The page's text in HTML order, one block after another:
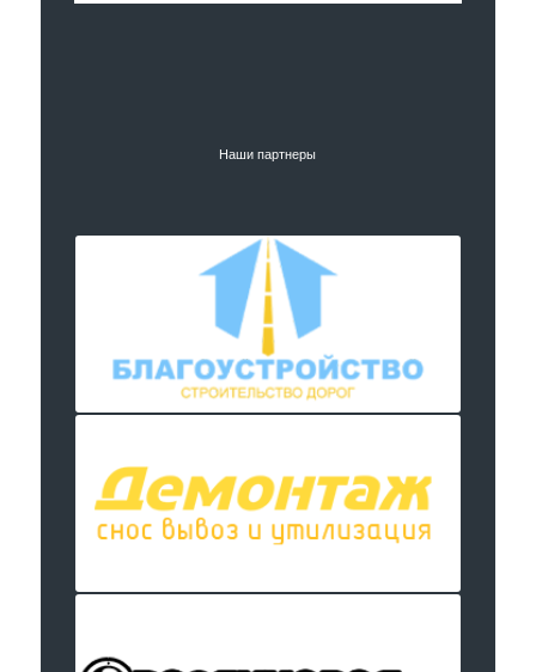
Наши партнеры